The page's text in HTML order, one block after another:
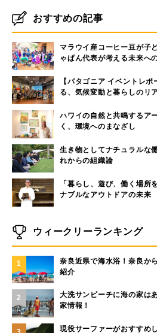
おすすめの記事
マラウイ産コーヒー豆が子
ゃぱん代表が考える未来へ
【パタゴニア イベントレ
る、気候変動と暮らしのリ
ハワイの自然と共鳴する
く、環境へのまなざし
生き物としてナチュラルな
れからの組織論
「暮らし、遊び、働く場
ナブルなアウトドアの未来
ウィークリーランキング
1
奈良近県で海水浴！奈良か
紹介
2
大洗サンビーチに海の家は
家情報！
現役サーファーがおすすめ